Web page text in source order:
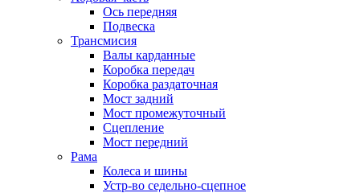
Ось передняя
Подвеска
Трансмисия
Валы карданные
Коробка передач
Коробка раздаточная
Мост задний
Мост промежуточный
Сцепление
Мост передний
Рама
Колеса и шины
Устр-во седельно-сцепное